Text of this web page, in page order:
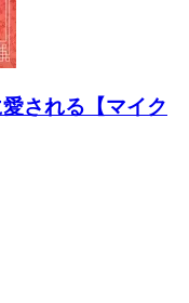
される【マイク